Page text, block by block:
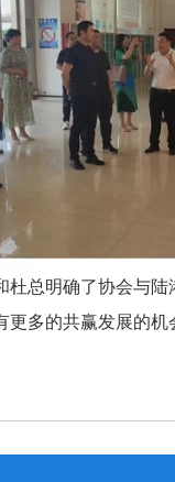
总明确了协会与陆
多的共赢发展的